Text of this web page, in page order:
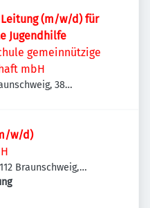
(m/w/d) für
Jugendhilfe
gemeinnützige
mbH
38
w/d)
Braunschweig,